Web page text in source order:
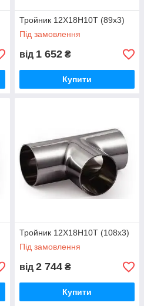
Тройник 12Х18Н10Т (89х3)
Під замовлення
від 1 652 ₴
Купити
Тройник 12Х18Н10Т (108х3)
Під замовлення
від 2 744 ₴
Купити